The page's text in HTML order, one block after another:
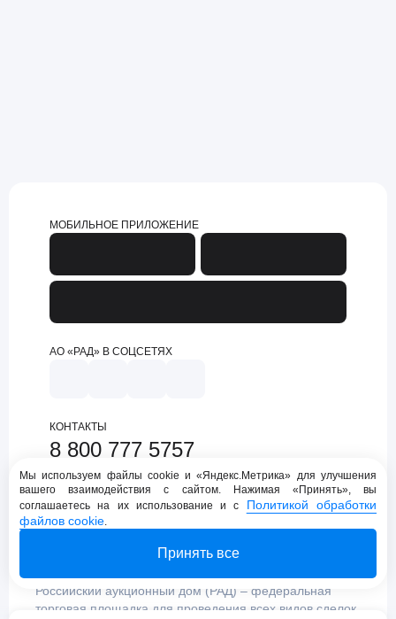
МОБИЛЬНОЕ ПРИЛОЖЕНИЕ
АО «РАД» В СОЦСЕТЯХ
КОНТАКТЫ
8 800 777 5757
support@lot-online.ru
Техническая поддержка
Российский аукционный дом (РАД) – федеральная
торговая площадка для проведения всех видов сделок
Мы используем файлы cookie и «Яндекс.Метрика» для улучшения
вашего взаимодействия с сайтом. Нажимая «Принять», вы
соглашаетесь на их использование и с Политикой обработки
файлов cookie.
Принять все